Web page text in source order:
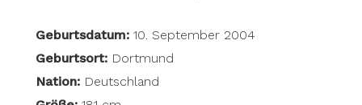
Geburtsdatum: 10. September 2004
Geburtsort: Dortmund
Nation:Deutschland